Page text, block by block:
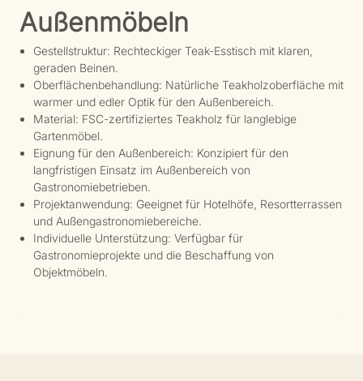
Außenmöbeln
Gestellstruktur: Rechteckiger Teak-Esstisch mit klaren,
geraden Beinen.
Oberflächenbehandlung: Natürliche Teakholzoberfläche mit
warmer und edler Optik für den Außenbereich.
Material: FSC-zertifiziertes Teakholz für langlebige
Gartenmöbel.
Eignung für den Außenbereich: Konzipiert für den
langfristigen Einsatz im Außenbereich von
Gastronomiebetrieben.
Projektanwendung: Geeignet für Hotelhöfe, Resortterrassen
und Außengastronomiebereiche.
Individuelle Unterstützung: Verfügbar für
Gastronomieprojekte und die Beschaffung von
Objektmöbeln.